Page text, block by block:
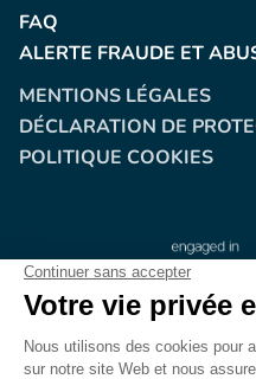
FAQ
ALERTE FRAUDE ET
MENTIONS LÉGALES
DÉCLARATION DE
POLITIQUE COOKIES